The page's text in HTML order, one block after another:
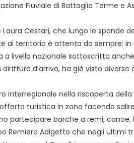
Fluviale di Battaglia Terme e
Cestari, che lungo le sponde
al territorio è attenta da sempre:
livello nazionale sottoscritta
d’arrivo, ha già visto
interregionale nella riscoperta
turistica in zona facendo
partecipare barche a remi, canoe,
Remiero Adigetto che negli ultimi